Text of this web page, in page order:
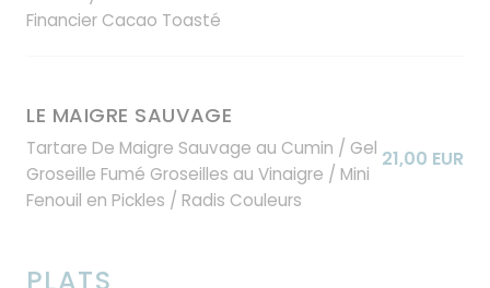
Financier Cacao Toasté
LE MAIGRE SAUVAGE
Tartare De Maigre Sauvage au Cumin / Gel
Groseille Fumé Groseilles au Vinaigre / Mini
Fenouil en Pickles / Radis Couleurs
21,00 EUR